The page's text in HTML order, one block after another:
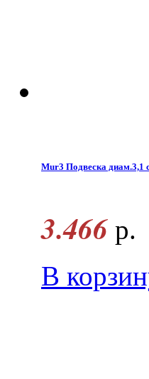
Mur3 Подвеска диам.3,1
3.466 р.
В